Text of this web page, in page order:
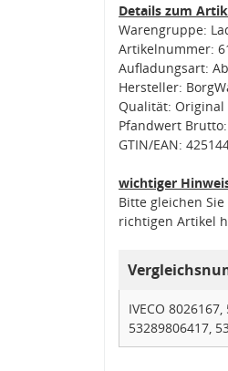
Details zum
Warengruppe:
Artikelnummer:
Aufladungsart:
Hersteller:
Qualität: Original
Pfandwert
GTIN/EAN:
wichtiger
Bitte gleichen
richtigen Artikel
IVECO
53289806417,